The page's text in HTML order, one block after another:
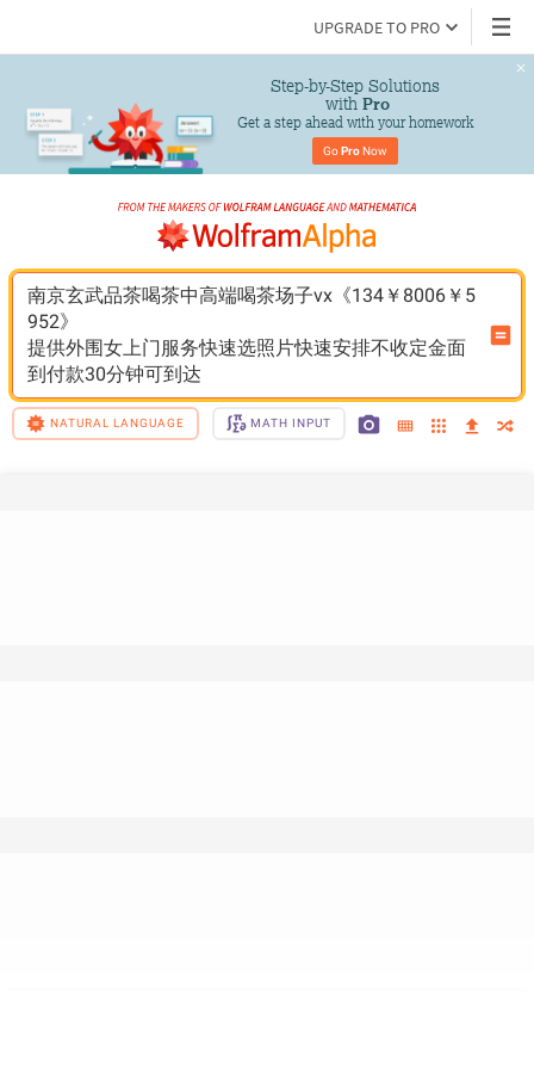
UPGRADE TO PRO
Step-by-Step Solutions
with Pro
Get a step ahead with your homework
Go Pro Now
南京玄武品茶喝茶中高端喝茶场子vx《134￥8006￥5
952》
提供外围女上门服务快速选照片快速安排不收定金面
到付款30分钟可到达
NATURAL LANGUAGE MATH INPUT